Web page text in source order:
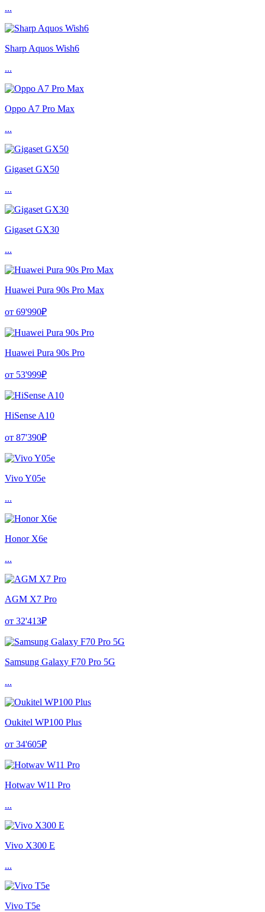
...
Sharp Aquos Wish6
...
Oppo A7 Pro Max
...
Gigaset GX50
...
Gigaset GX30
...
Huawei Pura 90s Pro Max
от 69'990₽
Huawei Pura 90s Pro
от 53'999₽
HiSense A10
от 87'390₽
Vivo Y05e
...
Honor X6e
...
AGM X7 Pro
от 32'413₽
Samsung Galaxy F70 Pro 5G
...
Oukitel WP100 Plus
от 34'605₽
Hotwav W11 Pro
...
Vivo X300 E
...
Vivo T5e